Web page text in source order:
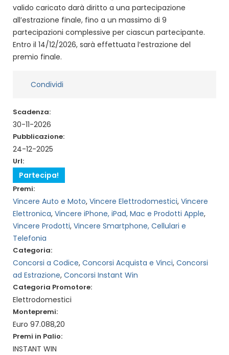
valido caricato darà diritto a una partecipazione
all’estrazione finale, fino a un massimo di 9
partecipazioni complessive per ciascun partecipante.
Entro il 14/12/2026, sarà effettuata l’estrazione del
premio finale.
Condividi
Scadenza:
30-11-2026
Pubblicazione:
24-12-2025
Url:
Partecipa!
Premi:
Vincere Auto e Moto, Vincere Elettrodomestici, Vincere
Elettronica, Vincere iPhone, iPad, Mac e Prodotti Apple,
Vincere Prodotti, Vincere Smartphone, Cellulari e
Telefonia
Categoria:
Concorsi a Codice, Concorsi Acquista e Vinci, Concorsi
ad Estrazione, Concorsi Instant Win
Categoria Promotore:
Elettrodomestici
Montepremi:
Euro 97.088,20
Premi in Palio:
INSTANT WIN